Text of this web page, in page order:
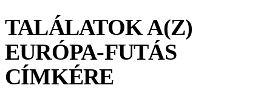
TALÁLATOK A(Z)
EURÓPA-FUTÁS
CÍMKÉRE